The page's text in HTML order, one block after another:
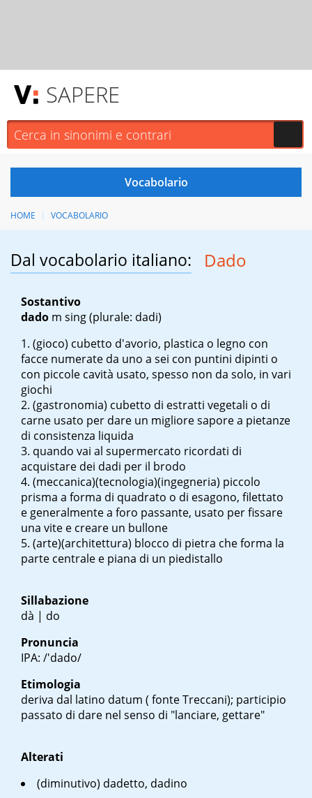
SAPERE
HOME VOCABOLARIO
Dal vocabolario italiano: Dado
Sostantivo
dado m sing(plurale: dadi)
(gioco) cubetto d'avorio, plastica o legno con
facce numerate da uno a sei con puntini dipinti o
con piccole cavità usato, spesso non da solo, in vari
giochi
(gastronomia) cubetto di estratti vegetali o di
carne usato per dare un migliore sapore a pietanze
di consistenza liquida
quando vai al supermercato ricordati di
acquistare dei dadi per il brodo
(meccanica)(tecnologia)(ingegneria) piccolo
prisma a forma di quadrato o di esagono, filettato
e generalmente a foro passante, usato per fissare
una vite e creare un bullone
(arte)(architettura) blocco di pietra che forma la
parte centrale e piana di un piedistallo
Sillabazione
dà | do
Pronuncia
IPA: /'dado/
Etimologia
deriva dal latino datum ( fonte Treccani); participio
passato di dare nel senso di "lanciare, gettare"
Alterati
(diminutivo) dadetto, dadino